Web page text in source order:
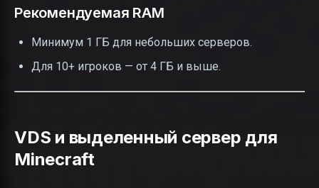
Рекомендуемая RAM
Минимум 1 ГБ для небольших серверов.
Для 10+ игроков — от 4 ГБ и выше.
VDS и выделенный сервер для
Minecraft